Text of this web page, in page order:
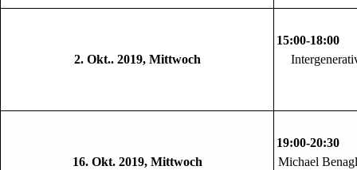
2. Okt.. 2019, Mittwoch
15:00-
16. Okt. 2019, Mittwoch
19:00-
Michael